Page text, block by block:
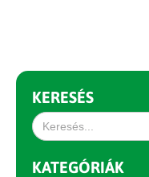
KERESÉS
Search
for:
KATEGÓRIÁK